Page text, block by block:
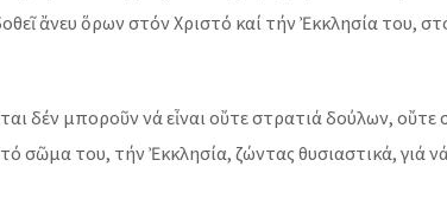
ἄνευ ὅρων στόν Χριστό καί τήν Ἐκκλησία του,
δέν μποροῦν νά εἶναι οὔτε στρατιά δούλων,
του, τήν Ἐκκλησία, ζώντας θυσιαστικά, γιά νά